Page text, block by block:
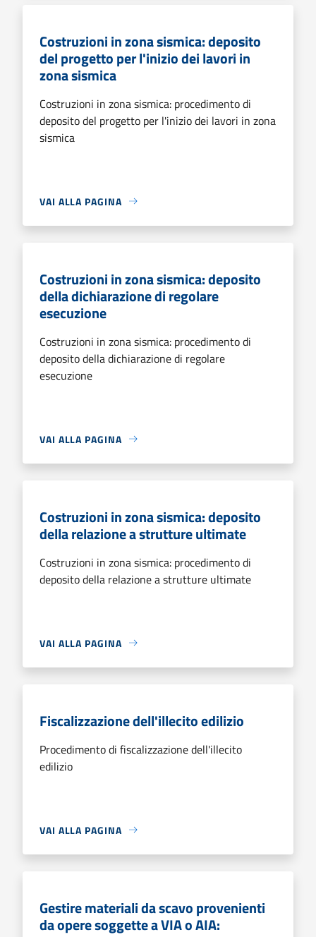
Costruzioni in zona sismica: deposito
del progetto per l'inizio dei lavori in
zona sismica
Costruzioni in zona sismica: procedimento di
deposito del progetto per l'inizio dei lavori in zona
sismica
VAI ALLA PAGINA
Costruzioni in zona sismica: deposito
della dichiarazione di regolare
esecuzione
Costruzioni in zona sismica: procedimento di
deposito della dichiarazione di regolare
esecuzione
VAI ALLA PAGINA
Costruzioni in zona sismica: deposito
della relazione a strutture ultimate
Costruzioni in zona sismica: procedimento di
deposito della relazione a strutture ultimate
VAI ALLA PAGINA
Fiscalizzazione dell'illecito edilizio
Procedimento di fiscalizzazione dell'illecito
edilizio
VAI ALLA PAGINA
Gestire materiali da scavo provenienti
da opere soggette a VIA o AIA: